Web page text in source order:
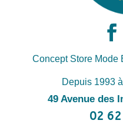
Concept Store Mode
Depuis 1993
49 Avenue des
02